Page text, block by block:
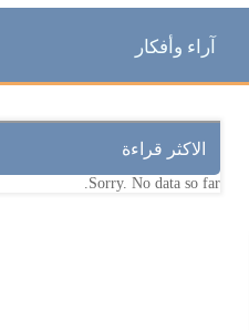
آراء وأفكار
الاكثر قراءة
Sorry. No data so far.